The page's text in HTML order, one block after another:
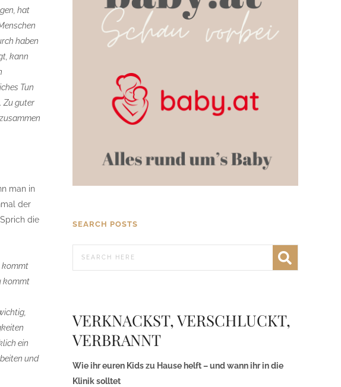
hat
haben
kann
Tun
Zu guter
man in
der
die
kommt
kommt
ein
und
SEARCH POSTS
VERKNACKST, VERSCHLUCKT,
VERBRANNT
Wie ihr euren Kids zu Hause helft – und wann ihr in die
Klinik solltet